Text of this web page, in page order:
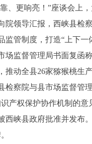
、更响亮！”座谈会上
院领导汇报，西峡县检
监管制度，打造“上下一
场监督管理局书面复函
推动全县26家猕猴桃生
检察院与县市场监督管
产权保护协作机制的
西峡县政府批准并发布